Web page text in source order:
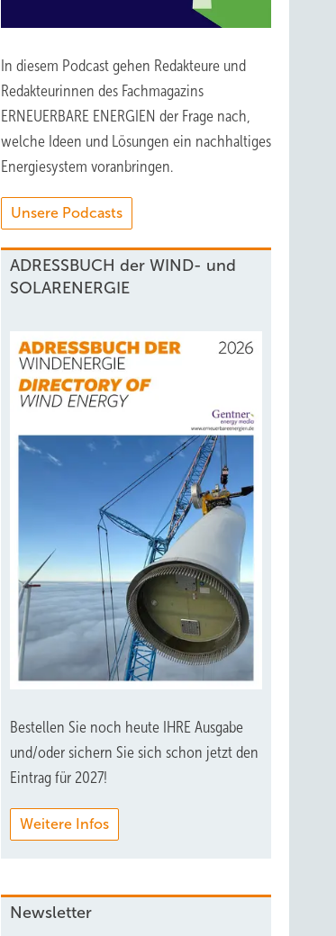
In diesem Podcast gehen Redakteure und
Redakteurinnen des Fachmagazins
ERNEUERBARE ENERGIEN der Frage nach,
welche Ideen und Lösungen ein nachhaltiges
Energiesystem voranbringen.
Unsere Podcasts
ADRESSBUCH der WIND- und
SOLARENERGIE
Bestellen Sie noch heute IHRE Ausgabe
und/oder sichern Sie sich schon jetzt den
Eintrag für 2027!
Weitere Infos
Newsletter